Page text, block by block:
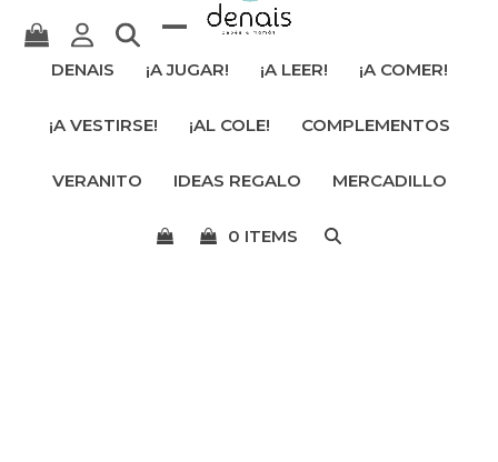
ocultar
menú
móvil
DENAIS ¡A JUGAR! ¡A LEER! ¡A COMER!
¡A VESTIRSE! ¡AL COLE! COMPLEMENTOS
VERANITO IDEAS REGALO MERCADILLO
0 ITEMS